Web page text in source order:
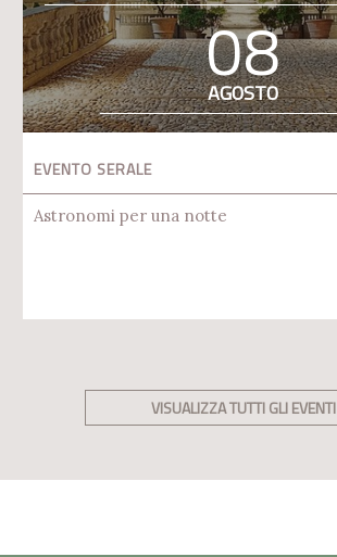
08
AGOSTO
EVENTO SERALE
Astronomi per una notte
VISUALIZZA TUTTI GLI EVENTI